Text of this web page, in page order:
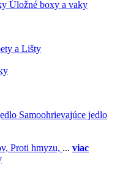
Úložné boxy a vaky
a Lišty
Samoohrievajúce jedlo
Proti hmyzu, ... viac